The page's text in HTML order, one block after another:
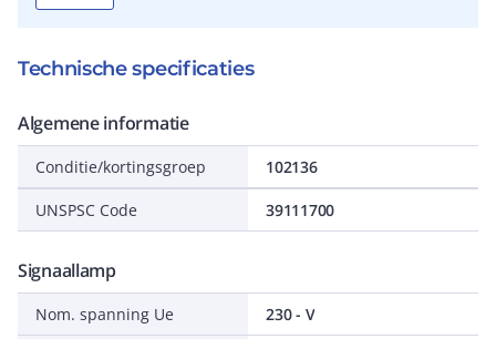
Technische specificaties
Algemene informatie
Conditie/kortingsgroep 102136
UNSPSC Code 39111700
Signaallamp
Nom. spanning Ue
230 - V